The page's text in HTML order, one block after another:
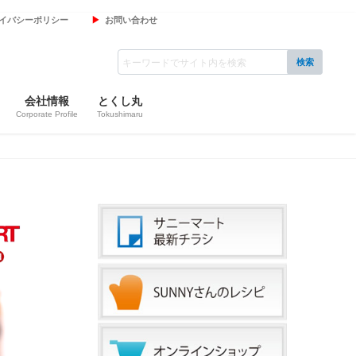
バシーポリシー お問い合わせ
会社情報
Corporate Profile
とくし丸
Tokushimaru